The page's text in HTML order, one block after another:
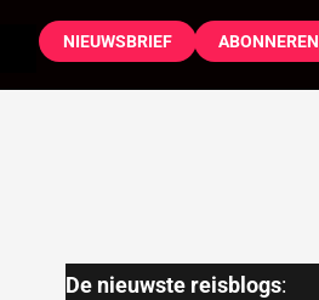
ABONNEREN
NIEUWSBRIEF
De nieuwste reisblogs: